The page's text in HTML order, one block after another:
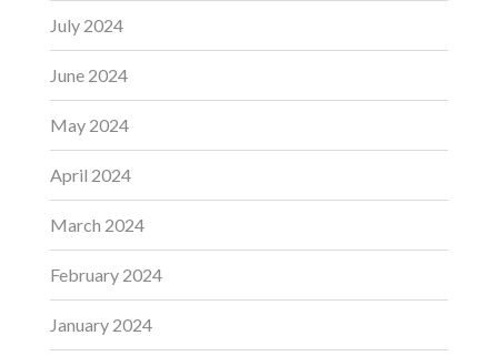
July 2024
June 2024
May 2024
April 2024
March 2024
February 2024
January 2024